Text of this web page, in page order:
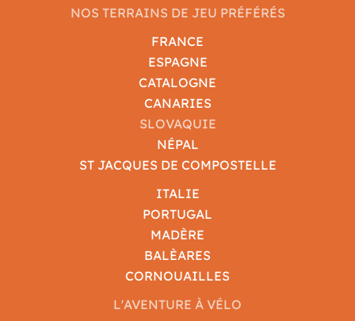
NOS TERRAINS DE JEU PRÉFÉRÉS
FRANCE
ESPAGNE
CATALOGNE
CANARIES
SLOVAQUIE
NÉPAL
ST JACQUES DE COMPOSTELLE
ITALIE
PORTUGAL
MADÈRE
BALÈARES
CORNOUAILLES
L'AVENTURE À VÉLO